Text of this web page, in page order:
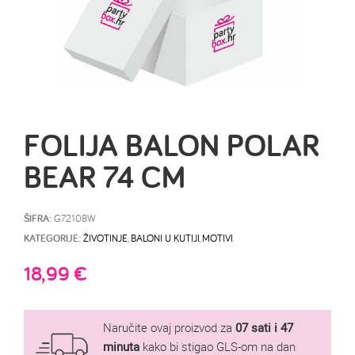
FOLIJA BALON POLAR
BEAR 74 CM
ŠIFRA: G72108W
KATEGORIJE: ŽIVOTINJE BALONI U KUTIJI MOTIVI
18,99€
Naručite ovaj proizvod za 07 sati i 47
minuta kako bi stigao GLS-om na dan